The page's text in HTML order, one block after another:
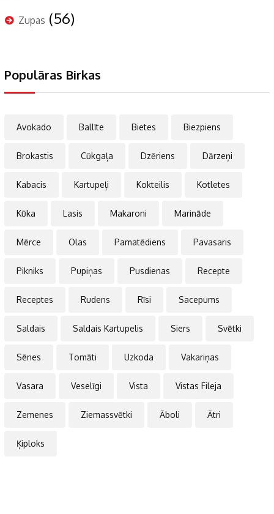
Zupas (56)
Populāras Birkas
Avokado Ballīte Bietes Biezpiens
Brokastis Cūkgaļa Dzēriens Dārzeņi
Kabacis Kartupeļi Kokteilis Kotletes
Kūka Lasis Makaroni Marināde
Mērce Olas Pamatēdiens Pavasaris
Pikniks Pupiņas Pusdienas Recepte
Receptes Rudens Rīsi Sacepums
Saldais Saldais Kartupelis Siers Svētki
Sēnes Tomāti Uzkoda Vakariņas
Vasara Veselīgi Vista Vistas Fileja
Zemenes Ziemassvētki Āboli Ātri
Ķiploks